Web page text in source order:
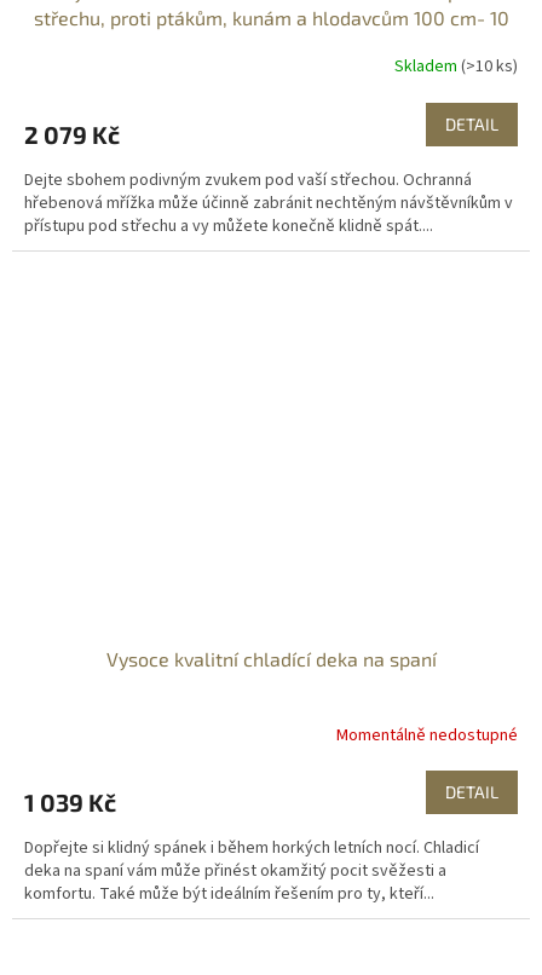
střechu, proti ptákům, kunám a hlodavcům 100 cm- 10
Skladem (>10 ks)
2 079 Kč DETAIL
Dejte sbohem podivným zvukem pod vaší střechou. Ochranná
hřebenová mřížka může účinně zabránit nechtěným návštěvníkům v
přístupu pod střechu a vy můžete konečně klidně spát....
Vysoce kvalitní chladící deka na spaní
Momentálně nedostupné
1 039 Kč DETAIL
Dopřejte si klidný spánek i během horkých letních nocí. Chladicí
deka na spaní vám může přinést okamžitý pocit svěžesti a
komfortu. Také může být ideálním řešením pro ty, kteří...